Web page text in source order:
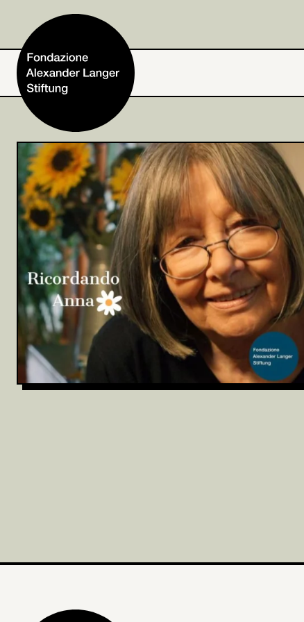
Home
Fondazione
Attività e progetti
Alexander Langer
Archivio